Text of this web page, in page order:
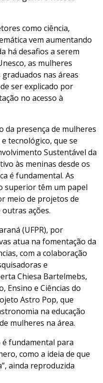
como ciência,
vem aumentando
há desafios a serem
as mulheres
nas áreas
ser explicado por
no acesso à
da presença de mulheres
tecnológico, que se
Sustentável da
às meninas desde os
é fundamental. As
superior têm um papel
meio de projetos de
ações.
(UFPR), por
atua na fomentação da
com a colaboração
e
Chiesa Bartelmebs,
Ensino e Ciências do
Astro Pop, que
na educação
mulheres na área.
é fundamental para
como a ideia de que
ainda reproduzida